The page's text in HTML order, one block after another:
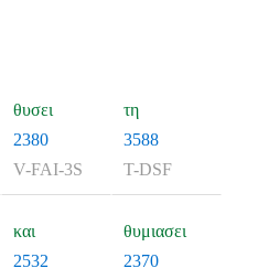
θυσει
2380
V-FAI-3S
τη
3588
T-DSF
και
2532
θυμιασει
2370